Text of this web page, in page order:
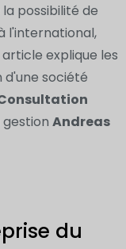
possibilité de
l'international,
explique les
société
Andreas
du